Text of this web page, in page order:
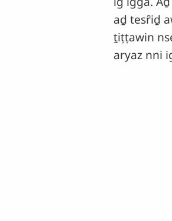
aḏ tesȓiḏ
ṯiṭṭawin
aryaz nni